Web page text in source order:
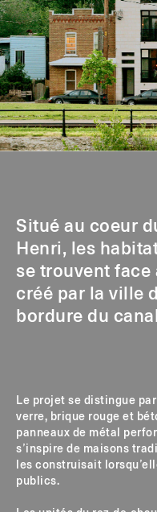
Situé au coeur
Henri, les
se trouvent face
créé par la ville
bordure du
Le projet se distingue
verre, brique rouge et
panneaux de métal
s’inspire de maisons
les construisait
publics.